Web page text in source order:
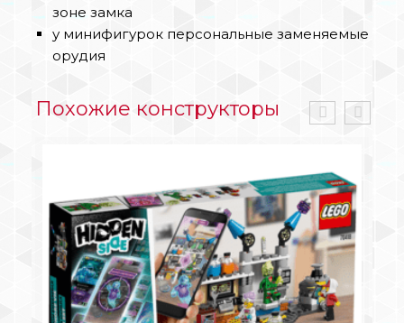
зоне замка
у минифигурок персональные заменяемые
орудия
Похожие конструкторы